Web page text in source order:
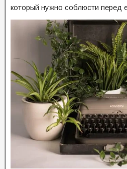
который нужно соблюсти перед